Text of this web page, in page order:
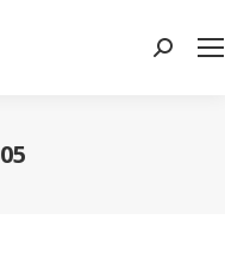
Search: